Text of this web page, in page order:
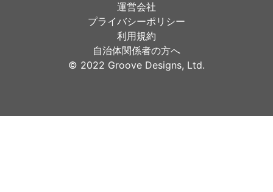
運営会社
プライバシーポリシー
利用規約
自治体関係者の方へ
©︎ 2022 Groove Designs, Ltd.